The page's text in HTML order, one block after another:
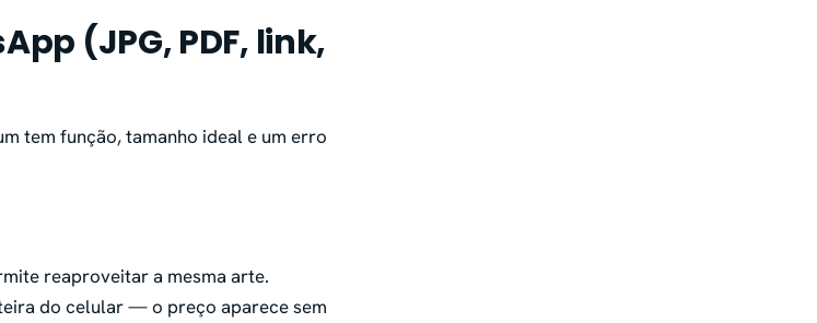
(JPG, PDF, link,
tem função, tamanho ideal e um erro
reaproveitar a mesma arte.
do celular — o preço aparece sem